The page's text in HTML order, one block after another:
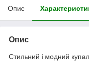
Опис
Опис
Стильний і модний